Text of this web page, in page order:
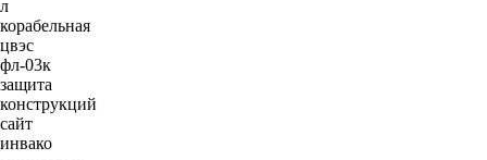
л
корабельная
цвэс
фл-03к
защита
конструкций
сайт
инвако